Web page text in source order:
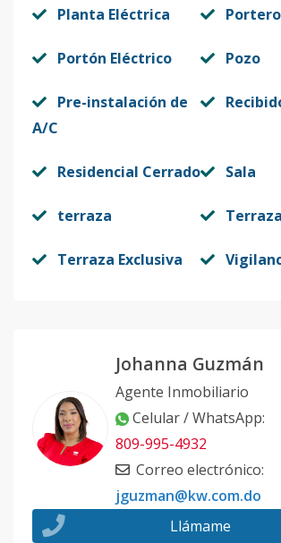
Planta Eléctrica Portero
Portón Eléctrico Pozo
Pre-instalación de
A/C
Residencial Cerrado Sala
terraza
Terraza Exclusiva
Johanna Guzmán
Agente Inmobiliario
Celular / WhatsApp:
809-995-4932
Correo electrónico:
jguzman@kw.com.do
Llámame